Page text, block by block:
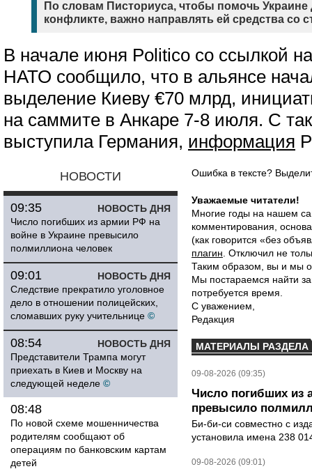
По словам Писториуса, чтобы помочь Украине
конфликте, важно направлять ей средства со
В начале июня Politico со ссылкой
НАТО сообщило, что в альянсе
выделение Киеву €70 млрд,
на саммите в Анкаре 7-8 июля. С
выступила Германия, информация
НОВОСТИ
НОВОСТЬ ДНЯ
09:35
Число погибших из армии РФ на
войне в Украине превысило
полмиллиона человек
НОВОСТЬ ДНЯ
09:01
Следствие прекратило уголовное
дело в отношении полицейских,
сломавших руку учительнице ©
НОВОСТЬ ДНЯ
08:54
Представители Трампа могут
приехать в Киев и Москву на
следующей неделе ©
08:48
По новой схеме мошенничества
родителям сообщают об
операциям по банковским картам
детей
Ошибка в тексте?
Уважаемые читатели!
Многие годы на нашем
комментирования,
(как говорится «без
плагин . Отключил не
Таким образом, вы и мы
Мы постараемся найти
потребуется время.
С уважением,
Редакция
МАТЕРИАЛЫ РАЗДЕЛА
09-08-2026 (09:35)
Число погибших из
превысило
Би-би-си совместно с
установила имена 238
09-08-2026 (09:01)